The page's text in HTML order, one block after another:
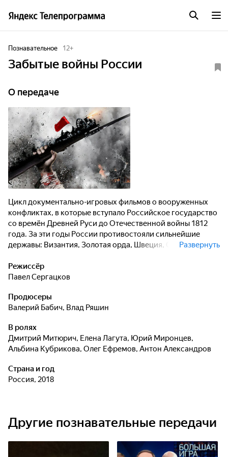
Познавательное 12+
Забытые войны России
О передаче
Цикл документально-игровых фильмов о вооруженных
конфликтах, в которые вступало Российское государство
со времён Древней Руси до Отечественной войны 1812
года. За эти годы России противостояли сильнейшие
державы: Византия, Золотая орда, Швеция, Османская
вооружения и тактиках ведения боя на разных этапах
отечественной истории, увидит реконструкцию
Мономаха, Богдана Хмельницкого и Алексея
Михайловича Тишайшего, Кутузова и Багратиона.
Развернуть
Режиссёр
Павел Сергацков
Продюсеры
Валерий Бабич, Влад Ряшин
В ролях
Дмитрий Митюрич, Елена Лагута, Юрий Миронцев,
Альбина Кубрикова, Олег Ефремов, Антон Александров
Страна и год
Россия, 2018
Другие познавательные передачи